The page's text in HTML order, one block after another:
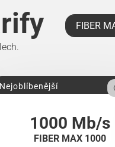
FIBER
1000 Mb/s
FIBER MAX 1000
Nejoblíbenější